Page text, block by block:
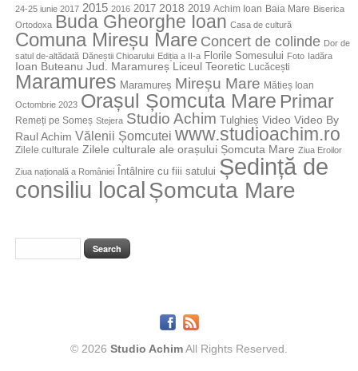
24-25 iunie 2017 2015 2016 2017 2018 2019 Achim Ioan Baia Mare Biserica
Ortodoxa
Buda Gheorghe Ioan Casa de cultură
Comuna Mireșu Mare Concert de colinde Dor de
satul de-altădată Dăneștii Chioarului Ediția a II-a Florile Somesului Foto Iadăra
Ioan Buteanu Jud. Maramureș Liceul Teoretic Lucăcești
Maramures Maramureș Mireșu Mare Mătieș Ioan
Octombrie 2023 Orașul Șomcuta Mare Primar
Remeți pe Someș Stejera Studio Achim Tulghieș Video Video By
Raul Achim Vălenii Șomcutei www.studioachim.ro
Zilele culturale Zilele culturale ale orașului Șomcuta Mare Ziua Eroilor
Ziua națională a României Întâlnire cu fiii satului Ședință de
consiliu localȘomcuta Mare
© 2026 Studio AchimAll Rights Reserved.